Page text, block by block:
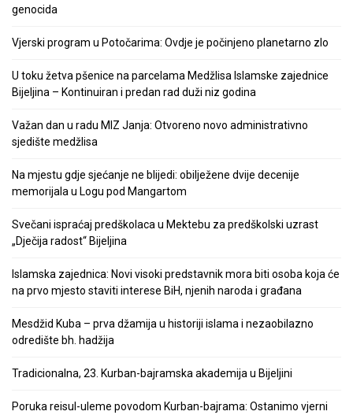
genocida
Vjerski program u Potočarima: Ovdje je počinjeno planetarno zlo
U toku žetva pšenice na parcelama Medžlisa Islamske zajednice
Bijeljina – Kontinuiran i predan rad duži niz godina
Važan dan u radu MIZ Janja: Otvoreno novo administrativno
sjedište medžlisa
Na mjestu gdje sjećanje ne blijedi: obilježene dvije decenije
memorijala u Logu pod Mangartom
Svečani ispraćaj predškolaca u Mektebu za predškolski uzrast
„Dječija radost“ Bijeljina
Islamska zajednica: Novi visoki predstavnik mora biti osoba koja će
na prvo mjesto staviti interese BiH, njenih naroda i građana
Mesdžid Kuba – prva džamija u historiji islama i nezaobilazno
odredište bh. hadžija
Tradicionalna, 23. Kurban-bajramska akademija u Bijeljini
Poruka reisul-uleme povodom Kurban-bajrama: Ostanimo vjerni